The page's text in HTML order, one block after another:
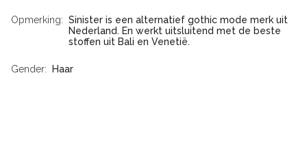
Opmerking
Sinister is een alternatief gothic mode merk uit
Nederland. En werkt uitsluitend met de beste
stoffen uit Bali en Venetië.
Gender Haar